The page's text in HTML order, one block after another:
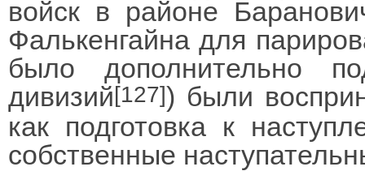
войск в районе
Фалькенгайна для
было дополнительно
дивизий[127]) были
как подготовка к
собственные